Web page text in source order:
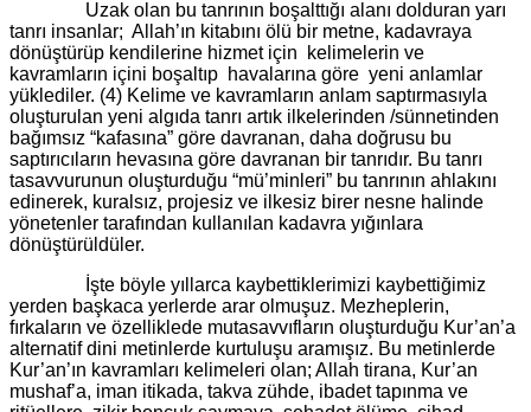
Uzak olan bu tanrının boşalttığı alanı dolduran yarı
tanrı insanlar; Allah’ın kitabını ölü bir metne, kadavraya
dönüştürüp kendilerine hizmet için kelimelerin ve
kavramların içini boşaltıp havalarına göre yeni anlamlar
yüklediler. (4) Kelime ve kavramların anlam saptırmasıyla
oluşturulan yeni algıda tanrı artık ilkelerinden /sünnetinden
bağımsız “kafasına” göre davranan, daha doğrusu bu
saptırıcıların hevasına göre davranan bir tanrıdır. Bu tanrı
tasavvurunun oluşturduğu “mü’minleri” bu tanrının ahlakını
edinerek, kuralsız, projesiz ve ilkesiz birer nesne halinde
yönetenler tarafından kullanılan kadavra yığınlara
dönüştürüldüler.
İşte böyle yıllarca kaybettiklerimizi kaybettiğimiz
yerden başkaca yerlerde arar olmuşuz. Mezheplerin,
fırkaların ve özelliklede mutasavvıfların oluşturduğu Kur’an’a
alternatif dini metinlerde kurtuluşu aramışız. Bu metinlerde
Kur’an’ın kavramları kelimeleri olan; Allah tirana, Kur’an
mushaf’a, iman itikada, takva zühde, ibadet tapınma ve